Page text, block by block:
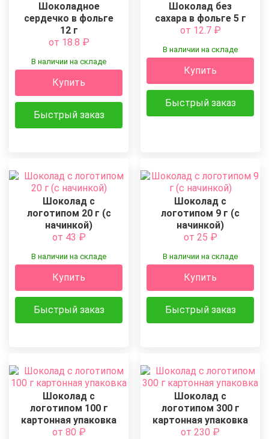
Шоколадное
сердечко в фольге
12 г
от 18.8 ₽
В наличии на складе
Купить
Быстрый заказ
Шоколад без
сахара в фольге 5 г
от 12.7 ₽
В наличии на складе
Купить
Быстрый заказ
Шоколад с
логотипом 20 г (с
начинкой)
от 43 ₽
В наличии на складе
Купить
Быстрый заказ
Шоколад с
логотипом 9 г (с
начинкой)
от 25 ₽
В наличии на складе
Купить
Быстрый заказ
Шоколад с
логотипом 100 г
картонная упаковка
от 80 ₽
Шоколад с
логотипом 300 г
картонная упаковка
от 230 ₽